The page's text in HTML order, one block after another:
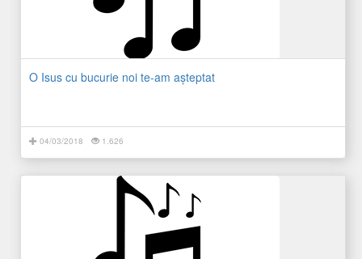
O Isus cu bucurie noi te-am așteptat
04/03/2018 1.626